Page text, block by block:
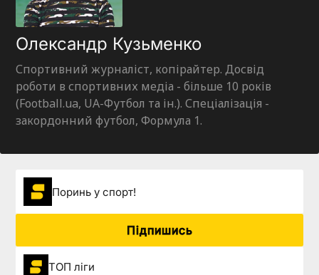
Олександр Кузьменко
Спортивний журналіст, копірайтер. Досвід
роботи в спортивних медіа - більше 10 років
(Football.ua, UA-Футбол та ін.). Спеціалізація -
закордонний футбол, Формула 1.
Поринь у спорт!
Підпишись
ТОП ліги